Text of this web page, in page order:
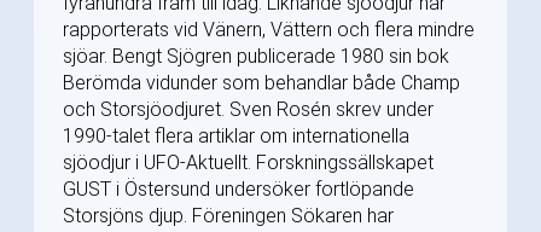
rapporterats vid Vänern, Vättern och flera mindre
sjöar. Bengt Sjögren publicerade 1980 sin bok
Berömda vidunder som behandlar både Champ
och Storsjöodjuret. Sven Rosén skrev under
1990-talet flera artiklar om internationella
sjöodjur i UFO-Aktuellt. Forskningssällskapet
GUST i Östersund undersöker fortlöpande
Storsjöns djup. Föreningen Sökaren har